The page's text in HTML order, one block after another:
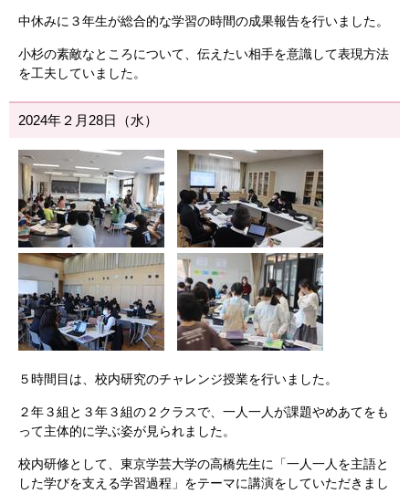
中休みに３年生が総合的な学習の時間の成果報告を行いました。
小杉の素敵なところについて、伝えたい相手を意識して表現方法
を工夫していました。
2024年２月28日（水）
５時間目は、校内研究のチャレンジ授業を行いました。
２年３組と３年３組の２クラスで、一人一人が課題やめあてをも
って主体的に学ぶ姿が見られました。
校内研修として、東京学芸大学の高橋先生に「一人一人を主語と
した学びを支える学習過程」をテーマに講演をしていただきまし